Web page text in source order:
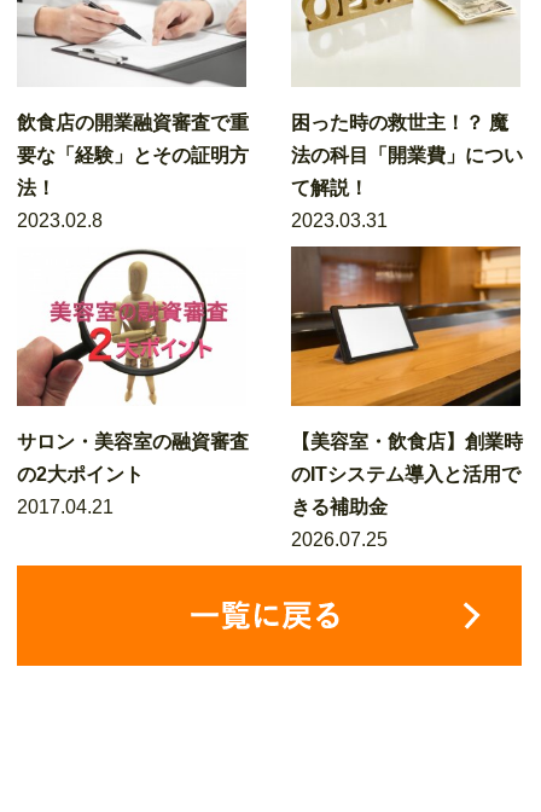
飲食店の開業融資審査で重
要な「経験」とその証明方
法！
2023.02.8
困った時の救世主！？ 魔
法の科目「開業費」につい
て解説！
2023.03.31
サロン・美容室の融資審査
の2大ポイント
2017.04.21
【美容室・飲食店】創業時
のITシステム導入と活用で
きる補助金
2026.07.25